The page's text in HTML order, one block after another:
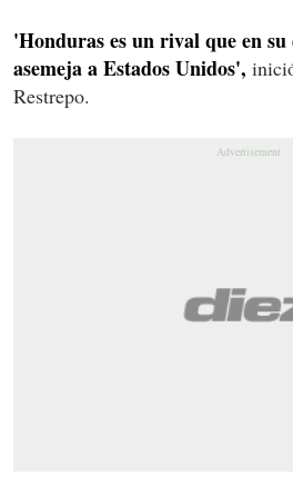
'Honduras es un rival que en
asemeja a Estados Unidos',
Restrepo.